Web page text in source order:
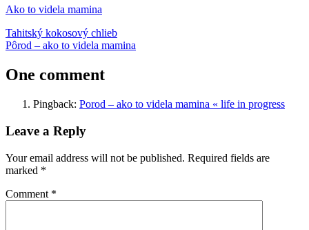
Ako to videla mamina
Kikakontrakciepartnerpôrod
Post
navigation
Previous
Post:
Tahitský kokosový chlieb
Next
Pôrod – ako to videla mamina
One comment
Pingback: Porod – ako to videla mamina « life in progress
Leave a Reply
Your email address will not be published. Required fields are
marked *
Comment *